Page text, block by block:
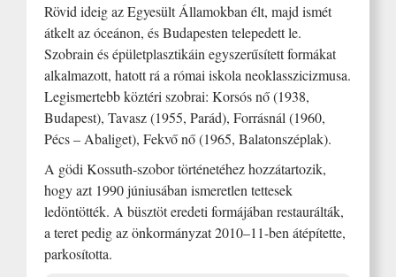
Rövid ideig az Egyesült Államokban élt, majd ismét
átkelt az óceánon, és Budapesten telepedett le.
Szobrain és épületplasztikáin egyszerűsített formákat
alkalmazott, hatott rá a római iskola neoklasszicizmusa.
Legismertebb köztéri szobrai: Korsós nő (1938,
Budapest), Tavasz (1955, Parád), Forrásnál (1960,
Pécs – Abaliget), Fekvő nő (1965, Balatonszéplak).
A gödi Kossuth-szobor történetéhez hozzátartozik,
hogy azt 1990 júniusában ismeretlen tettesek
ledöntötték. A büsztöt eredeti formájában restaurálták,
a teret pedig az önkormányzat 2010–11-ben átépítette,
parkosította.